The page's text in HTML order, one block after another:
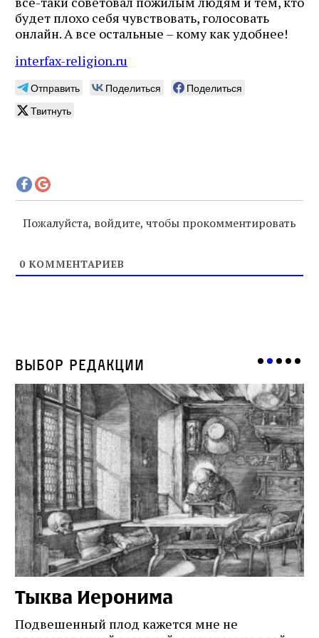
будет плохо себя чувствовать, голосовать
онлайн. А все остальные – кому как удобнее!
interfax-religion.ru
Отправить Поделиться
Поделиться
Твитнуть
Пожалуйста, войдите, чтобы прокомментировать
0 КОММЕНТАРИЕВ
Выбор редакции
Тыква Иеронима
Подвешенный плод кажется мне не